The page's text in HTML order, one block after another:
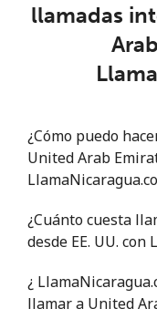
Montevideo ⁦6.5¢⁩
Us Virgin Islands
All country ⁦17.5¢⁩
Uzbekistan
llamadas
¿Cómo puedo
United Arab
¿Cuánto cuesta
desde EE. UU. con
¿
llamar a United